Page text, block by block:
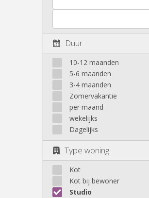
Duur
10-12 maanden
5-6 maanden
3-4 maanden
Zomervakantie
per maand
wekelijks
Dagelijks
Type woning
Kot
Kot bij bewoner
Studio